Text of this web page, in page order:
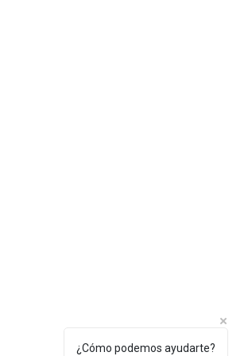
¿Cómo podemos ayudarte?